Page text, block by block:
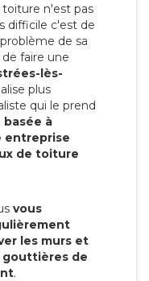
toiture n'est pas
difficile c'est de
de sa
faire une
lès-
plus
qui le prend
à
entreprise
de toiture
vous
les murs et
gouttières de
.